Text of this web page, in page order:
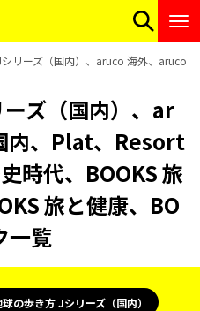
リーズ（国内）、aruco 海外、aruco
ズ（国内）、ar
内、Plat、Resort
時代、BOOKS 旅
旅と健康、BO
一覧
の歩き方 Jシリーズ（国内）